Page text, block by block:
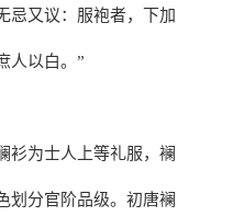
又议：服袍者，下加
人以白。”
衫为士人上等礼服，襕
划分官阶品级。初唐襕